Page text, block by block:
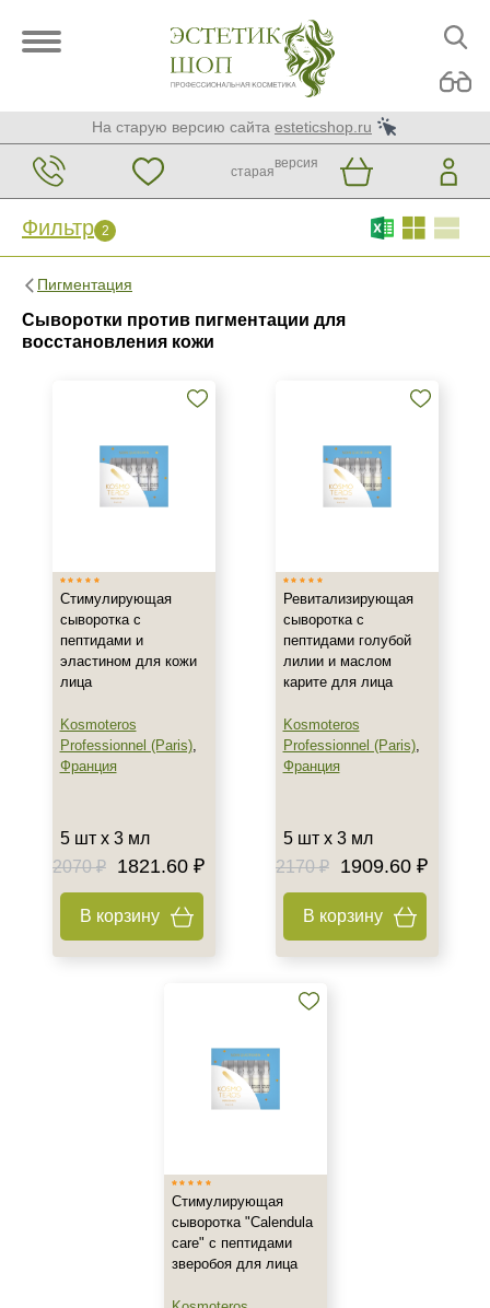
На старую версию сайта esteticshop.ru
старая
версия
Фильтр 2
Пигментация
Сыворотки против пигментации для
восстановления кожи
Фильтр 2
Бренд
Израиль
Тип товара
Сыворотка
Биоревитализант
Биорепарант
Показать еще
Класс косметики
Универсальная
Тип кожи
Все типы кожи
Жирная
Стимулирующая
сыворотка с
пептидами и
эластином для кожи
лица
Kosmoteros
Professionnel (Paris),
Франция
5 шт х 3 мл
2070 ₽
1821.60 ₽
В корзину
Ревитализирующая
сыворотка с
пептидами голубой
лилии и маслом
карите для лица
Kosmoteros
Professionnel (Paris),
Франция
5 шт х 3 мл
2170 ₽
1909.60 ₽
В корзину
Стимулирующая
сыворотка "Calendula
care" с пептидами
зверобоя для лица